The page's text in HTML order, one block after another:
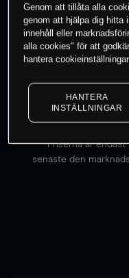
instrument
Priserna är
senaste den
Genom att tillåta alla
genom att hjälpa dig hitta
innehåll eller
alla cookies" för att
hantera
HANTERA
INSTÄLLNINGAR